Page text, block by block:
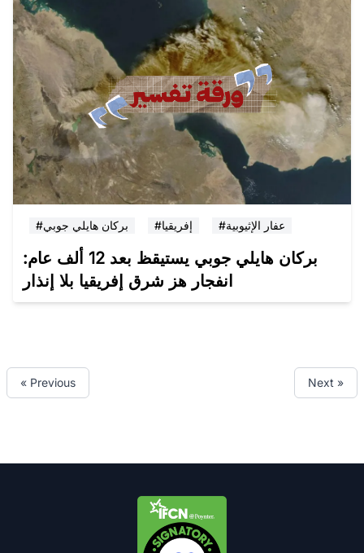
#بركان هايلي جوبي #إفريقيا #عفار الإثيوبية
بركان هايلي جوبي يستيقظ بعد 12 ألف عام:
انفجار هز شرق إفريقيا بلا إنذار
« Previous Next »